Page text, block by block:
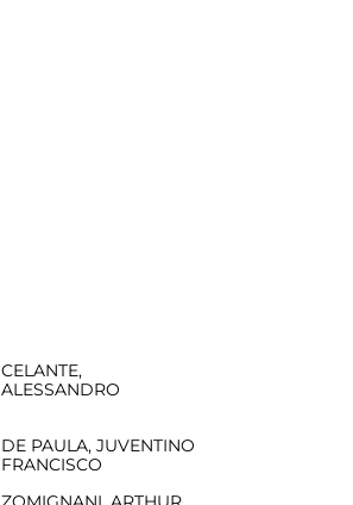
CELANTE,
ALESSANDRO
DE PAULA, JUVENTINO
FRANCISCO